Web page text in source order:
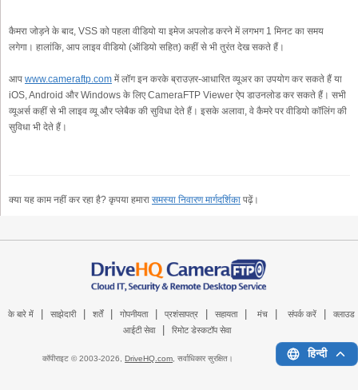
कैमरा जोड़ने के बाद, VSS को पहला वीडियो या इमेज अपलोड करने में लगभग 1 मिनट का समय
लगेगा। हालांकि, आप लाइव वीडियो (ऑडियो सहित) कहीं से भी तुरंत देख सकते हैं।
आप www.cameraftp.com में लॉग इन करके ब्राउज़र-आधारित व्यूअर का उपयोग कर सकते हैं या
iOS, Android और Windows के लिए CameraFTP Viewer ऐप डाउनलोड कर सकते हैं। सभी
व्यूअर्स कहीं से भी लाइव व्यू और प्लेबैक की सुविधा देते हैं। इसके अलावा, वे कैमरे पर वीडियो कॉलिंग की
सुविधा भी देते हैं।
क्या यह काम नहीं कर रहा है? कृपया हमारा समस्या निवारण मार्गदर्शिका पढ़ें।
के बारे में साझेदारी शर्तें गोपनीयता प्रशंसापत्र सहायता मंच संपर्क करें
क्लाउड
आईटी सेवा
रिमोट डेस्कटॉप सेवा
कॉपीराइट © 2003-2026,DriveHQ.com , सर्वाधिकार सुरक्षित। हिन्दी